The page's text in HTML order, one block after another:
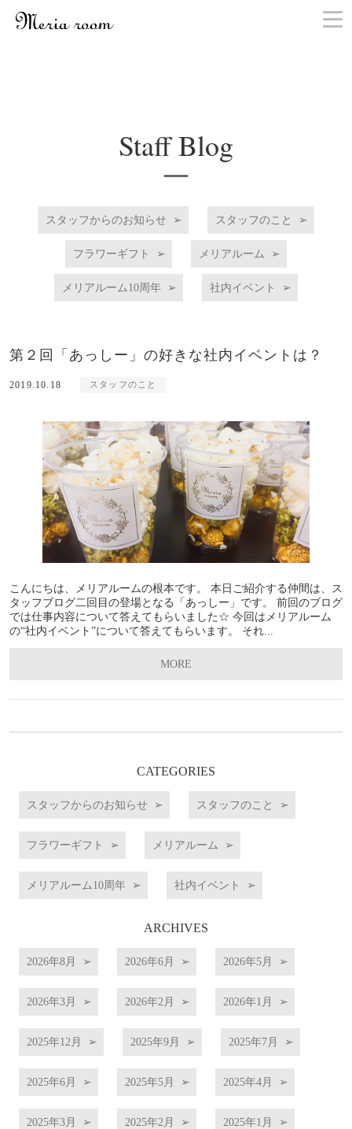
お問い合わせ
Staff Blog
スタッフからのお知らせ スタッフのこと
フラワーギフト メリアルーム
メリアルーム10周年 社内イベント
第２回「あっしー」の好きな社内イベントは？
2019.10.18 スタッフのこと
こんにちは、メリアルームの根本です。 本日ご紹介する仲間は、ス
タッフブログ二回目の登場となる「あっしー」です。 前回のブログ
では仕事内容について答えてもらいました☆ 今回はメリアルーム
の“社内イベント”について答えてもらいます。 それ...
MORE
CATEGORIES
スタッフからのお知らせ スタッフのこと
フラワーギフト メリアルーム
メリアルーム10周年 社内イベント
ARCHIVES
2026年8月 2026年6月 2026年5月
2026年3月 2026年2月 2026年1月
2025年12月 2025年9月 2025年7月
2025年6月 2025年5月 2025年4月
2025年3月 2025年2月 2025年1月